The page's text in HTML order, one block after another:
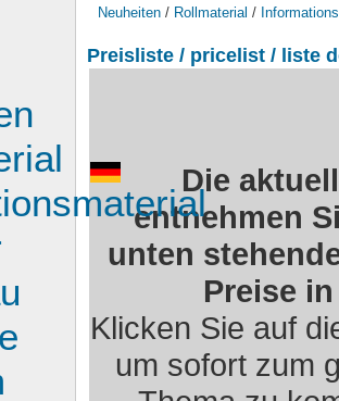
Neuheiten/ Rollmaterial /
Preisliste / pricelist / liste
Die
entnehmen
unten
Preise
Klicken Sie auf
um sofort zum